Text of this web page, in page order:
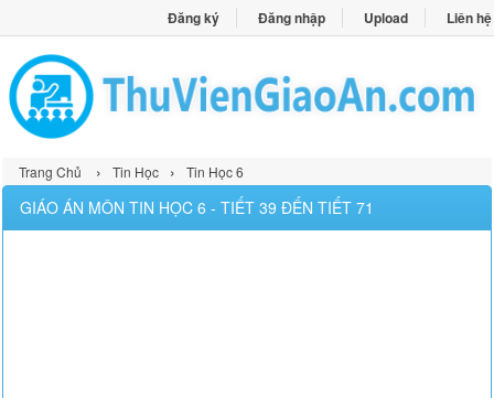
Đăng ký Đăng nhập Upload Liên hệ
Trang Chủ › Tin Học › Tin Học 6
GIÁO ÁN MÔN TIN HỌC 6 - TIẾT 39 ĐẾN TIẾT 71